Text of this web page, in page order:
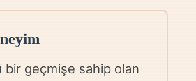
bir geçmişe sahip olan